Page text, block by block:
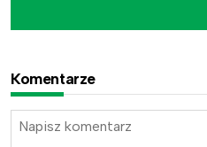
Komentarze